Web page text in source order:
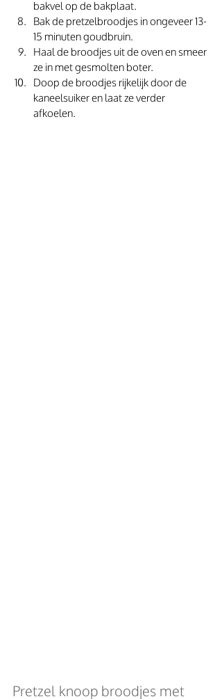
bakvel op de bakplaat.
Bak de pretzelbroodjes in ongeveer 13-
15 minuten goudbruin.
Haal de broodjes uit de oven en smeer
ze in met gesmolten boter.
Doop de broodjes rijkelijk door de
kaneelsuiker en laat ze verder
afkoelen.
Pretzel knoop broodjes met